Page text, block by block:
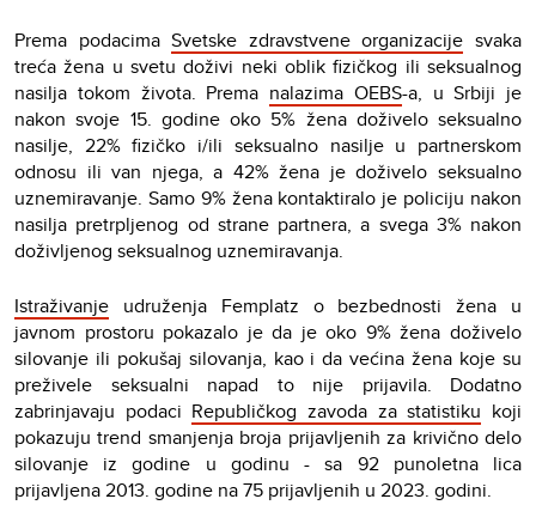
Prema podacimaSvetske zdravstvene organizacije svaka
treća žena u svetu doživi neki oblik fizičkog ili seksualnog
nasilja tokom života. Prema nalazima OEBS-a, u Srbiji je
nakon svoje 15. godine oko 5% žena doživelo seksualno
nasilje, 22% fizičko i/ili seksualno nasilje u partnerskom
odnosu ili van njega, a 42% žena je doživelo seksualno
uznemiravanje. Samo 9% žena kontaktiralo je policiju nakon
nasilja pretrpljenog od strane partnera, a svega 3% nakon
doživljenog seksualnog uznemiravanja.
Istraživanje udruženja Femplatz o bezbednosti žena u
javnom prostoru pokazalo je da je oko 9% žena doživelo
silovanje ili pokušaj silovanja, kao i da većina žena koje su
preživele seksualni napad to nije prijavila. Dodatno
zabrinjavaju podaci Republičkog zavoda za statistiku koji
pokazuju trend smanjenja broja prijavljenih za krivično delo
silovanje iz godine u godinu - sa 92 punoletna lica
prijavljena 2013. godine na 75 prijavljenih u 2023. godini.